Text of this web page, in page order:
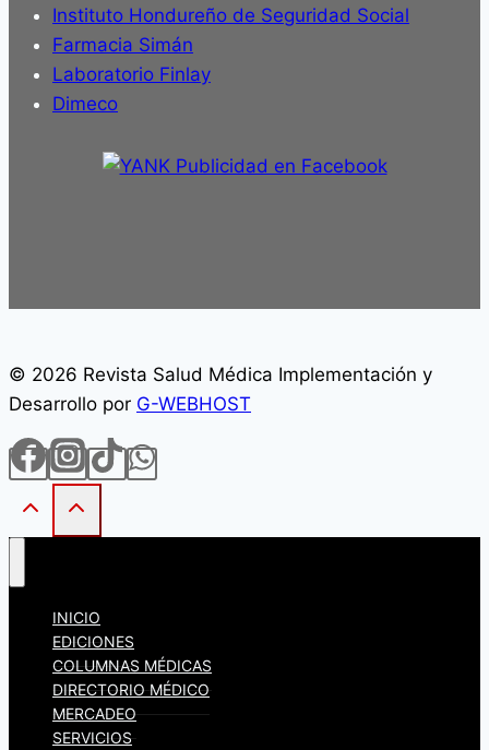
Instituto Hondureño de Seguridad Social
Farmacia Simán
Laboratorio Finlay
Dimeco
© 2026 Revista Salud Médica Implementación y
Desarrollo por G-WEBHOST
INICIO
EDICIONES
COLUMNAS MÉDICAS
DIRECTORIO MÉDICO
MERCADEO
SERVICIOS